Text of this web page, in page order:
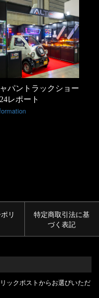
パントラックショー
レポート
リ
特定商取引法に基
づく表記
ックポストからお選びいただ